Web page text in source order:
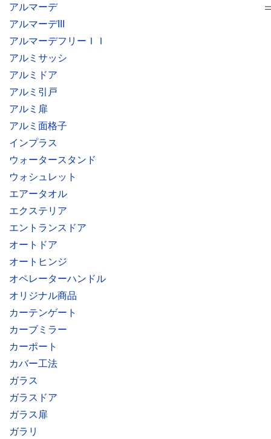
アルマーデ
アルマーデIII
アルマーデフリーＩＩ
アルミサッシ
アルミドア
アルミ引戸
アルミ扉
アルミ面格子
インプラス
ウォータースタンド
ウォシュレット
エアータオル
エクステリア
エントランスドア
オートドア
オートヒンジ
オペレーターハンドル
オリジナル商品
カーテンゲート
カーブミラー
カーポート
カバー工法
ガラス
ガラスドア
ガラス扉
ガラリ